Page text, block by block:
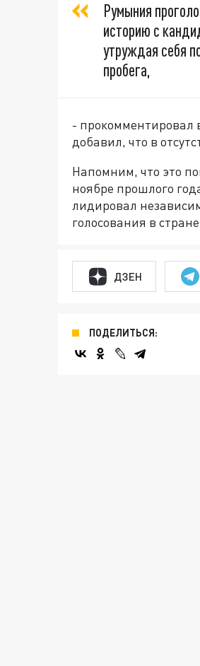
Румыния
историю с
утруждая себя
пробега,
- прокомментировал
добавил, что в
Напомним, что это
ноябре прошлого
лидировал
голосования в
ДЗЕН
ПОДЕЛИТЬСЯ: